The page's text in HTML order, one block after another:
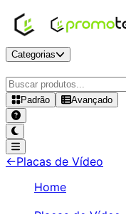
Categorias
Padrão Avançado
RX 6600-
←Placas de Vídeo
Home